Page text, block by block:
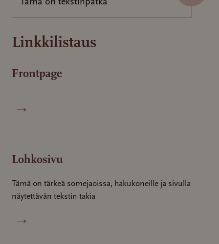
Linkkilistaus
Frontpage
→
Lohkosivu
Tämä on tärkeä somejaoissa, hakukoneille ja sivulla
näytettävän tekstin takia
→